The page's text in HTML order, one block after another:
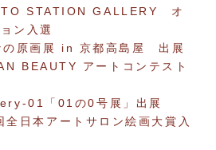
STATION GALLERY オ
ン入選
原画展 in 京都高島屋 出展
BEAUTY アートコンテスト
01「01の0号展」出展
日本アートサロン絵画大賞入